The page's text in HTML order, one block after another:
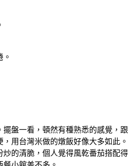
盤一看，頓然有種熟悉的感覺，跟
用台灣米做的燉飯好像大多如此。
的清脆，個人覺得風乾番茄搭配得